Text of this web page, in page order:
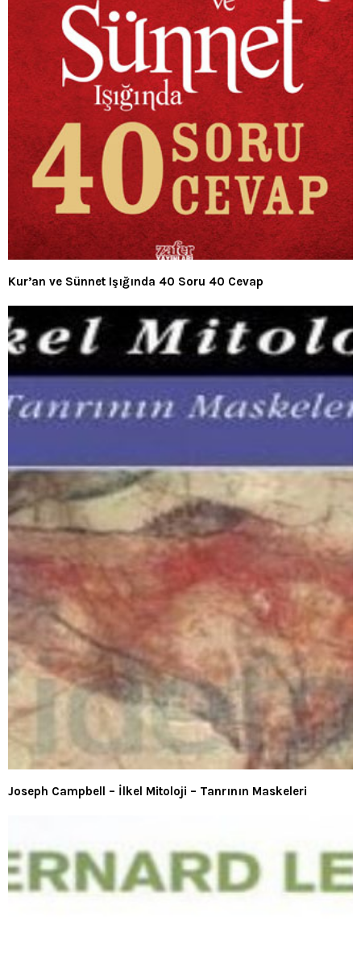
Kur’an ve Sünnet Işığında 40 Soru 40 Cevap
Joseph Campbell – İlkel Mitoloji – Tanrının Maskeleri